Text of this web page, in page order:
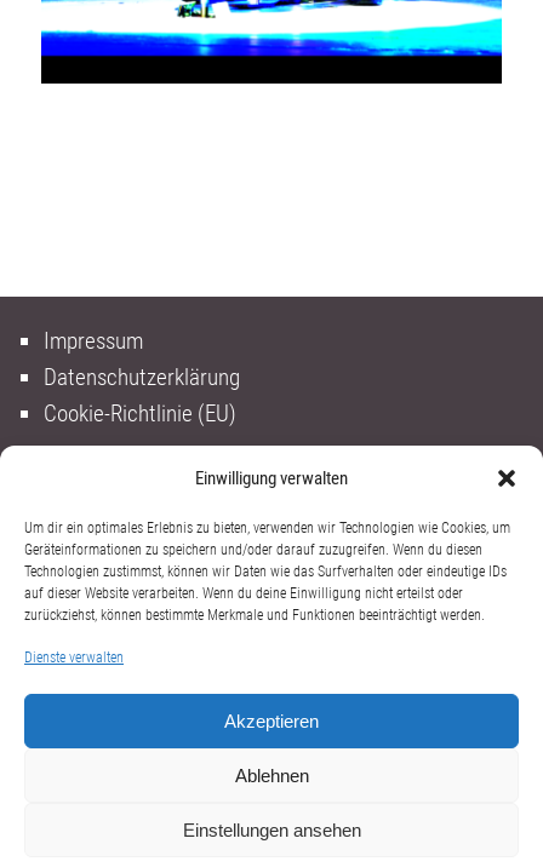
Einwilligung verwalten
Um dir ein optimales Erlebnis zu bieten, verwenden wir Technologien wie Cookies, um
Geräteinformationen zu speichern und/oder darauf zuzugreifen. Wenn du diesen
Technologien zustimmst, können wir Daten wie das Surfverhalten oder eindeutige IDs
auf dieser Website verarbeiten. Wenn du deine Einwilligung nicht erteilst oder
zurückziehst, können bestimmte Merkmale und Funktionen beeinträchtigt werden.
Dienste verwalten
Akzeptieren
Ablehnen
Einstellungen ansehen
Impressum
Datenschutzerklärung
Cookie-Richtlinie (EU)